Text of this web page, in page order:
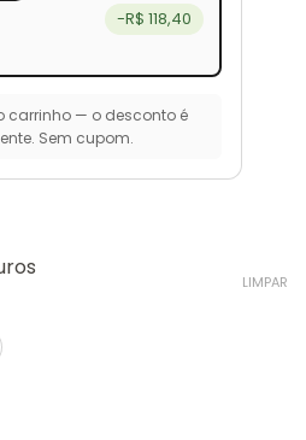
-R$ 118,40
carrinho — o desconto é
Sem cupom.
LIMPAR